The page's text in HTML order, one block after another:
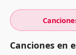
Canciones en